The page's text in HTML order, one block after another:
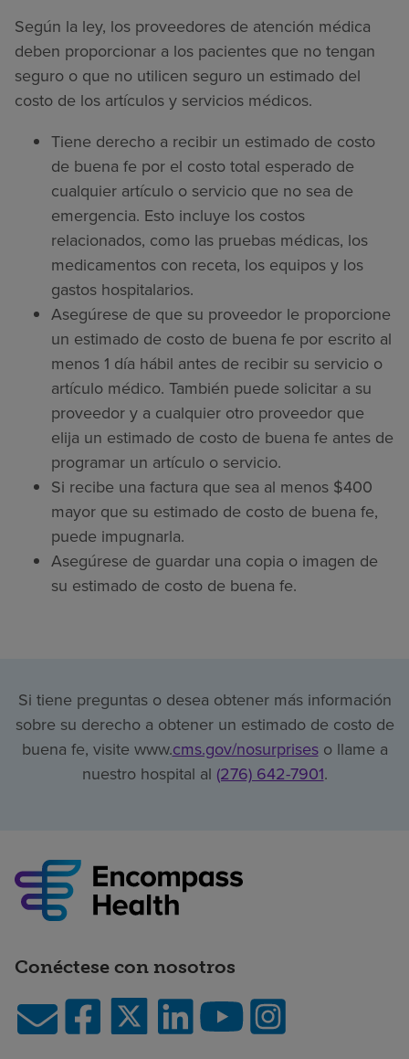
Según la ley, los proveedores de atención médica
deben proporcionar a los pacientes que no tengan
seguro o que no utilicen seguro un estimado del
costo de los artículos y servicios médicos.
Tiene derecho a recibir un estimado de costo
de buena fe por el costo total esperado de
cualquier artículo o servicio que no sea de
emergencia. Esto incluye los costos
relacionados, como las pruebas médicas, los
medicamentos con receta, los equipos y los
gastos hospitalarios.
Asegúrese de que su proveedor le proporcione
un estimado de costo de buena fe por escrito al
menos 1 día hábil antes de recibir su servicio o
artículo médico. También puede solicitar a su
proveedor y a cualquier otro proveedor que
elija un estimado de costo de buena fe antes de
programar un artículo o servicio.
Si recibe una factura que sea al menos $400
mayor que su estimado de costo de buena fe,
puede impugnarla.
Asegúrese de guardar una copia o imagen de
su estimado de costo de buena fe.
Si tiene preguntas o desea obtener más información
sobre su derecho a obtener un estimado de costo de
buena fe, visite www.cms.gov/nosurpriseso llame a
nuestro hospital al (276) 642-7901.
Conéctese con nosotros